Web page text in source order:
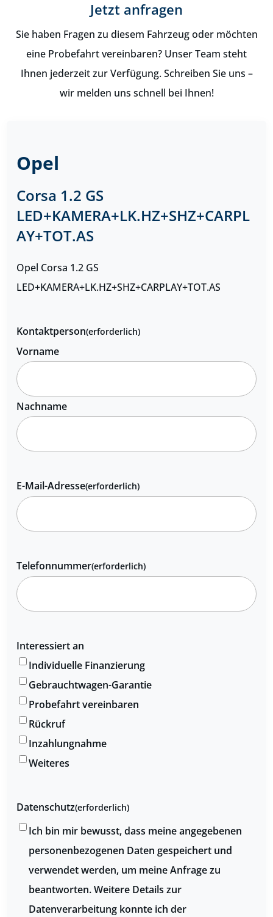
Jetzt anfragen
Sie haben Fragen zu diesem Fahrzeug oder möchten
eine Probefahrt vereinbaren? Unser Team steht
Ihnen jederzeit zur Verfügung. Schreiben Sie uns –
wir melden uns schnell bei Ihnen!
Opel
Corsa 1.2 GS
LED+KAMERA+LK.HZ+SHZ+CARPL
AY+TOT.AS
Opel Corsa 1.2 GS
LED+KAMERA+LK.HZ+SHZ+CARPLAY+TOT.AS
Kontaktperson(erforderlich)
Vorname
Nachname
E-Mail-Adresse(erforderlich)
Telefonnummer(erforderlich)
Interessiert an
Individuelle Finanzierung
Gebrauchtwagen-Garantie
Probefahrt vereinbaren
Rückruf
Inzahlungnahme
Weiteres
Datenschutz(erforderlich)
Ich bin mir bewusst, dass meine angegebenen
personenbezogenen Daten gespeichert und
verwendet werden, um meine Anfrage zu
beantworten. Weitere Details zur
Datenverarbeitung konnte ich der